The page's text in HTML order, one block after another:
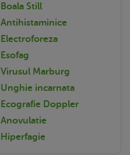
Boala Still
Antihistaminice
Electroforeza
Esofag
Virusul Marburg
Unghie incarnata
Ecografie Doppler
Anovulatie
Hiperfagie